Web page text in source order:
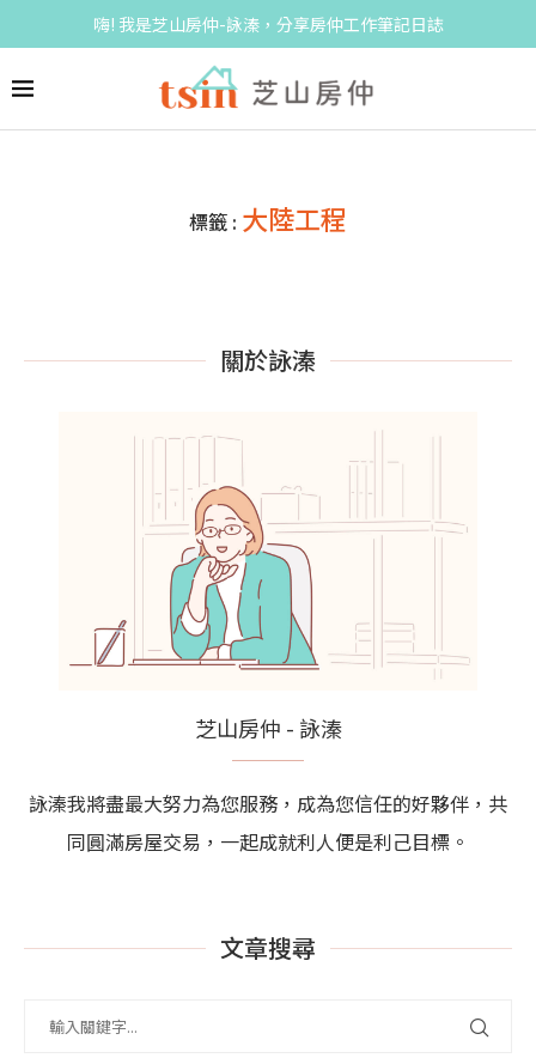
嗨! 我是芝山房仲-詠溱，分享房仲工作筆記日誌
標籤 : 大陸工程
關於詠溱
芝山房仲 - 詠溱
詠溱我將盡最大努力為您服務，成為您信任的好夥伴，共
同圓滿房屋交易，一起成就利人便是利己目標。
文章搜尋